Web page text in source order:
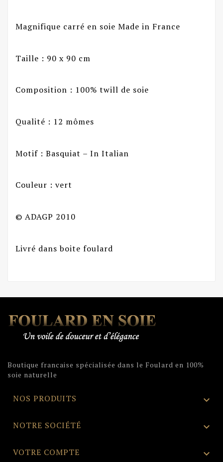
Magnifique carré en soie Made in France
Taille : 90 x 90 cm
Composition : 100% twill de soie
Qualité : 12 mômes
Motif : Basquiat – In Italian
Couleur : vert
© ADAGP 2010
Livré dans boite foulard
Boutique francaise spécialisée dans le Foulard en 100%
soie naturelle
NOS PRODUITS 
NOTRE SOCIÉTÉ 
VOTRE COMPTE 